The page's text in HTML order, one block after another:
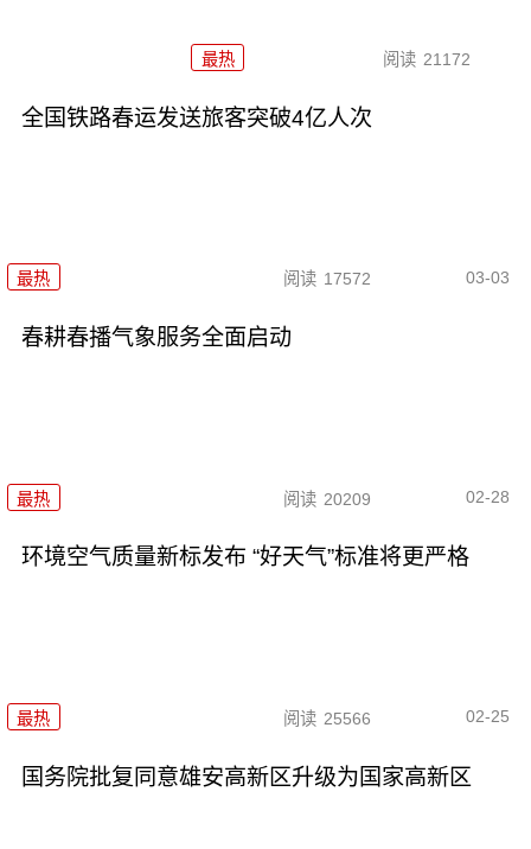
最热 阅读 21172
全国铁路春运发送旅客突破4亿人次
最热 阅读 17572 03-03
春耕春播气象服务全面启动
最热 阅读 20209 02-28
环境空气质量新标发布 “好天气”标准将更严格
最热 阅读 25566 02-25
国务院批复同意雄安高新区升级为国家高新区